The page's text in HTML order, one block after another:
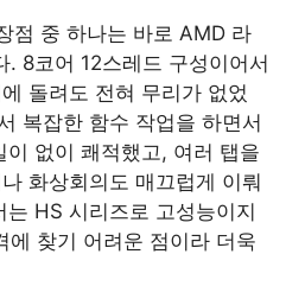
점 중 하나는 바로 AMD 라
8코어 12스레드 구성이어서
돌려도 전혀 무리가 없었
복잡한 함수 작업을 하면서
이 없이 쾌적했고, 여러 탭을
화상회의도 매끄럽게 이뤄
HS 시리즈로 고성능이지
찾기 어려운 점이라 더욱